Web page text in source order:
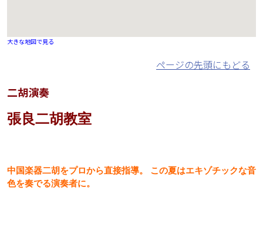
大きな地図で見る
ページの先頭にもどる
二胡演奏
張良二胡教室
中国楽器二胡をプロから直接指導。 この夏はエキゾチックな音
色を奏でる演奏者に。